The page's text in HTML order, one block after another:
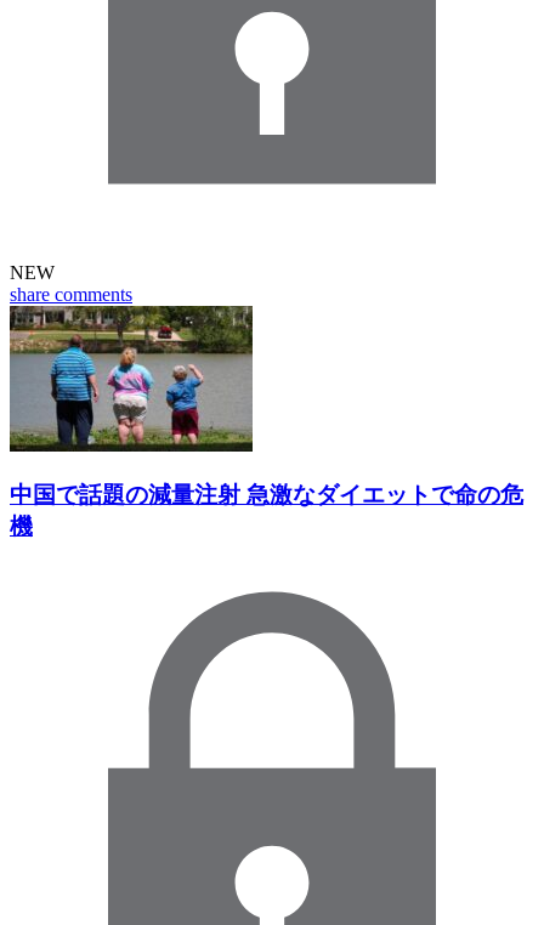
NEW
share comments
中国で話題の減量注射 急激なダイエットで命の危
機